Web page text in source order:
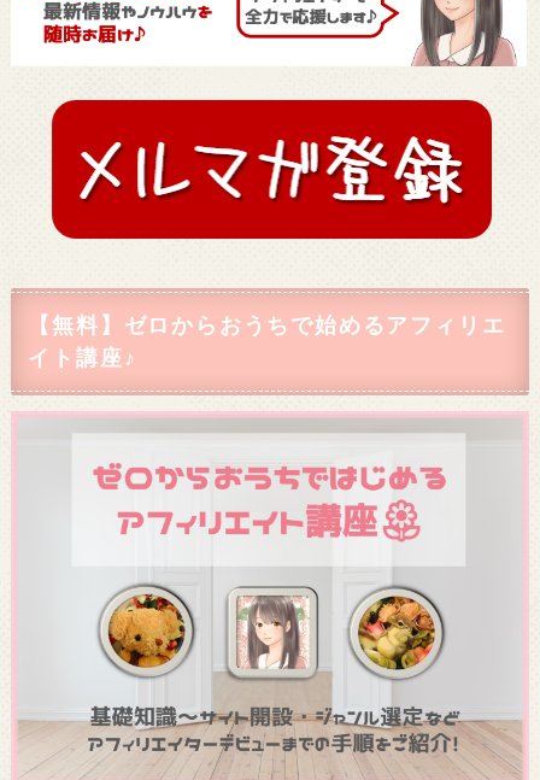
【無料】ゼロからおうちで始めるアフィリエ
イト講座♪